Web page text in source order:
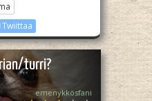
Twiittaa
turri?
emenykkösfani